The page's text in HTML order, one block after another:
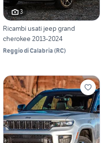
3
Ricambi usati jeep grand
cherokee 2013-2024
Reggio di Calabria (RC)